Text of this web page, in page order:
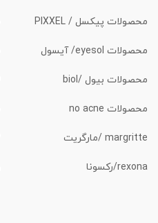
محصولات پیکسل / PIXXEL
محصولات eyesol/ آیسول
محصولات بیول /biol
محصولات no acne
margritte /مارگریت
rexona/رکسونا